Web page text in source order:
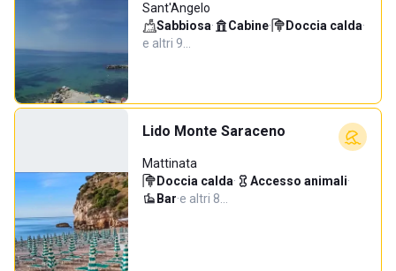
Sant'Angelo
Sabbiosa· Cabine· Doccia calda·
e altri 9…
Lido Monte Saraceno
Mattinata
Doccia calda· Accesso animali·
Bar·e altri 8…